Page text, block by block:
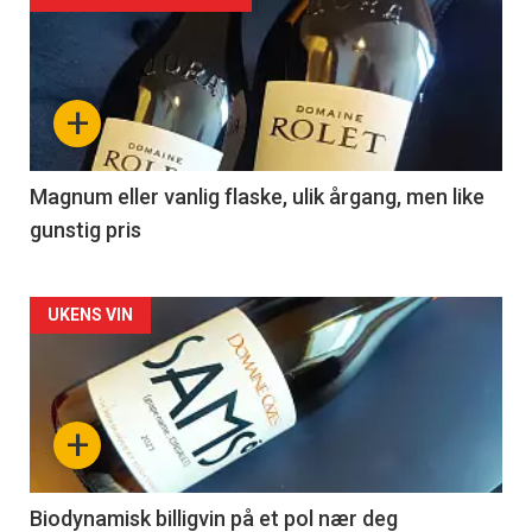
akkurat
nå
3
+
Magnum eller vanlig flaske, ulik årgang, men like
gunstig pris
Forsiden
akkurat
nå
4
+
UKENS VIN
Biodynamisk billigvin på et pol nær deg